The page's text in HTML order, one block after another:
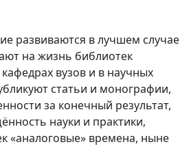
развиваются в лучшем случае
на жизнь библиотек
вузов и в научных
статьи и монографии,
за конечный результат,
науки и практики,
«аналоговые» времена, ныне